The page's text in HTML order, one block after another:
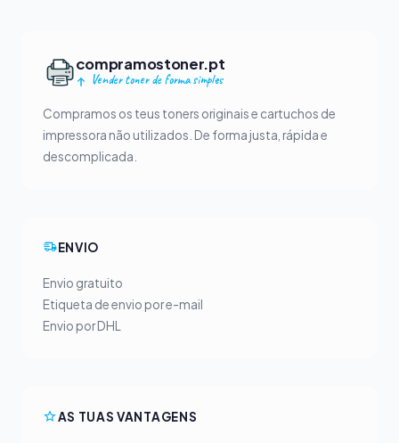
compramostoner.pt
Vender toner de forma simples
Compramos os teus toners originais e cartuchos de
impressora não utilizados. De forma justa, rápida e
descomplicada.
ENVIO
Envio gratuito
Etiqueta de envio por e-mail
Envio por DHL
AS TUAS VANTAGENS